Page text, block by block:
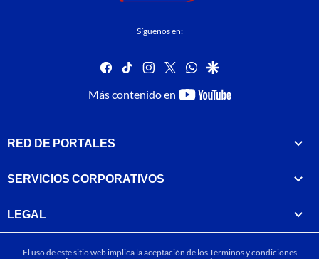
Síguenos en:
facebook
tiktok instagram
twitterwhatsapp
google
Más contenido en
youtube-
RED DE PORTALES
SERVICIOS CORPORATIVOS
LEGAL
El uso de este sitio web implica la aceptación de losTérminos y condiciones